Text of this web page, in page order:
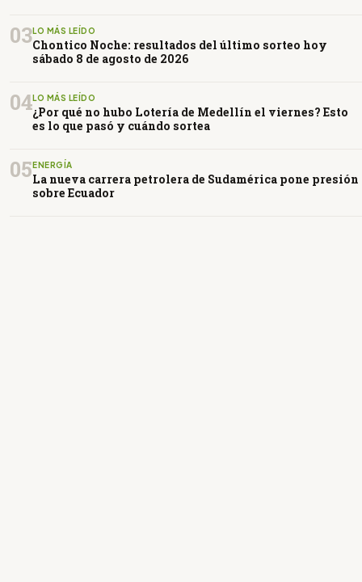
03LO MÁS LEÍDO
Chontico Noche: resultados del último sorteo hoy
sábado 8 de agosto de 2026
04LO MÁS LEÍDO
¿Por qué no hubo Lotería de Medellín el viernes? Esto
es lo que pasó y cuándo sortea
05ENERGÍA
La nueva carrera petrolera de Sudamérica pone presión
sobre Ecuador